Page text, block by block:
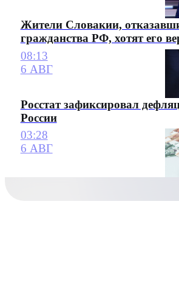
Жители Словакии,
гражданства РФ, хотят его
08:13
6 АВГ
Росстат зафиксировал
России
03:28
6 АВГ